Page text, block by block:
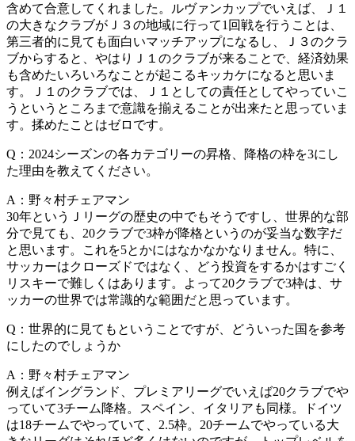
含めて合意してくれました。ルヴァンカップでいえば、Ｊ１
の大きなクラブがＪ３の地域に行って1回戦を行うことは、
第三者的に見ても面白いマッチアップになるし、Ｊ３のクラ
ブからすると、やはりＪ１のクラブが来ることで、経済効果
も含めたいろいろなことが起こるキッカケになると思いま
す。Ｊ１のクラブでは、Ｊ１としての責任としてやっていこ
うというところまで意識を揃えることが出来たと思っていま
す。揉めたことはゼロです。
Q：2024シーズンの各カテゴリーの昇格、降格の枠を3にし
た理由を教えてください。
A：野々村チェアマン
30年というＪリーグの歴史の中でもそうですし、世界的な部
分で見ても、20クラブで3枠が降格というのが妥当な数字だ
と思います。これを5とかにはなかなかなりません。特に、
サッカーはクローズドではなく、どう投資をするかはすごく
リスキーで難しくはあります。よって20クラブで3枠は、サ
ッカーの世界では常識的な範囲だと思っています。
Q：世界的に見てもということですが、どういった国を参考
にしたのでしょうか
A：野々村チェアマン
例えばイングランド、プレミアリーグでいえば20クラブでや
っていて3チーム降格。スペイン、イタリアも同様。ドイツ
は18チームでやっていて、2.5枠。20チームでやっている大